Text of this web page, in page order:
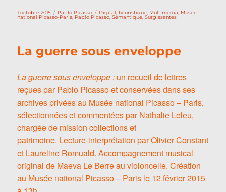
Publié
le
1 octobre 2015 Catégories
Pablo Picasso Étiquettes
Digital heuristique Multimédia
Musée
national Picasso-Paris Pablo Picasso ,Sémantique ,Surgissantes
La guerre sous enveloppe
La guerre sous enveloppe : un recueil de lettres
reçues par Pablo Picasso et conservées dans ses
archives privées au Musée national Picasso – Paris,
sélectionnées et commentées par Nathalie Leleu,
chargée de mission collections et
patrimoine. Lecture-interprétation par Olivier Constant
et Laureline Romuald. Accompagnement musical
original de Maeva Le Berre au violoncelle. Création
au Musée national Picasso – Paris le 12 février 2015